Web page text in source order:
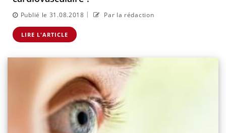
Publié le 31.08.2018 | Par la rédaction
LIRE L'ARTICLE